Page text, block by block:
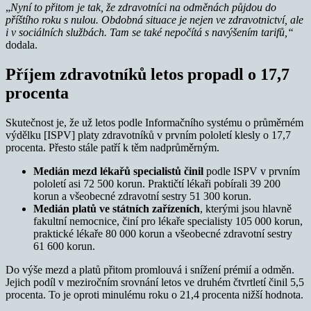
„Nyní to přitom je tak, že zdravotníci na odměnách půjdou do
příštího roku s nulou. Obdobná situace je nejen ve zdravotnictví, ale
i v sociálních službách. Tam se také nepočítá s navýšením tarifů,“
dodala.
Příjem zdravotníků letos propadl o 17,7
procenta
Skutečnost je, že už letos podle Informačního systému o průměrném
výdělku [ISPV] platy zdravotníků v prvním pololetí klesly o 17,7
procenta. Přesto stále patří k těm nadprůměrným.
Medián mezd lékařů specialistů činil podle ISPV v prvním
pololetí asi 72 500 korun. Praktičtí lékaři pobírali 39 200
korun a všeobecné zdravotní sestry 51 300 korun.
Medián platů ve státních zařízeních, kterými jsou hlavně
fakultní nemocnice, činí pro lékaře specialisty 105 000 korun,
praktické lékaře 80 000 korun a všeobecné zdravotní sestry
61 600 korun.
Do výše mezd a platů přitom promlouvá i snížení prémií a odměn.
Jejich podíl v meziročním srovnání letos ve druhém čtvrtletí činil 5,5
procenta. To je oproti minulému roku o 21,4 procenta nižší hodnota.